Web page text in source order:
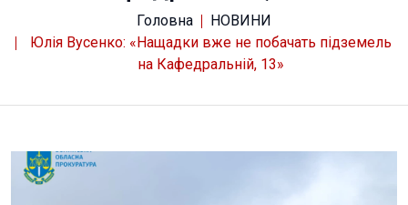
Головна
НОВИНИ
Юлія Вусенко: «Нащадки вже не побачать підземель
на Кафедральній, 13»